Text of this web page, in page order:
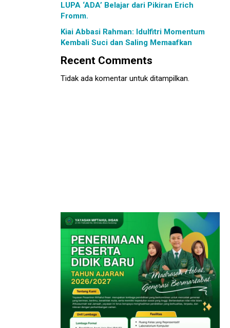
LUPA ‘ADA’ Belajar dari Pikiran Erich
Fromm.
Kiai Abbasi Rahman: Idulfitri Momentum
Kembali Suci dan Saling Memaafkan
Recent Comments
Tidak ada komentar untuk ditampilkan.